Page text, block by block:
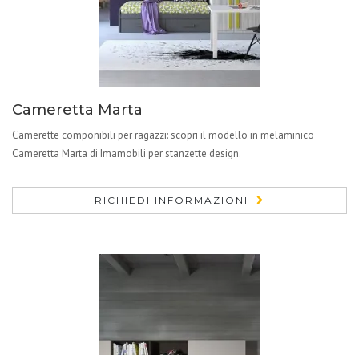
Cameretta Marta
Camerette componibili per ragazzi: scopri il modello in melaminico
Cameretta Marta di Imamobili per stanzette design.
RICHIEDI INFORMAZIONI